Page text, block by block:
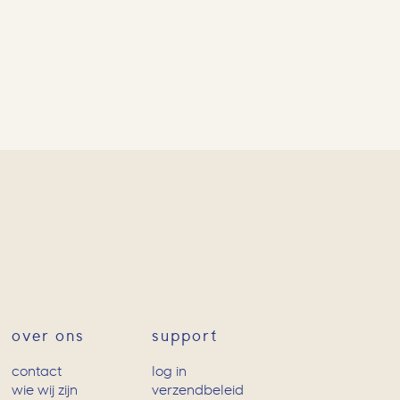
over ons
contact
wie wij zijn
support
log in
verzendbeleid